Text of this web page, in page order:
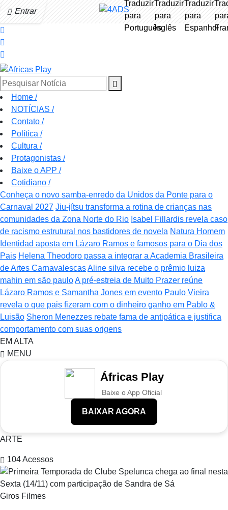
Entrar
Pesquisar Notícia
Home /
NOTÍCIAS /
Contato /
Política /
Cultura /
Protagonistas /
Baixe o APP /
Cotidiano /
Conheça o novo samba-enredo da Unidos da Ponte para o
Carnaval 2027 Jiu-jítsu transforma a rotina de crianças nas
comunidades da Zona Norte do Rio Isabel Fillardis revela caso
de racismo estrutural nos bastidores de novela Natura Homem
Identidad aposta em Lázaro Ramos e famosos para o Dia dos
Pais Helena Theodoro passa a integrar a Academia Brasileira
de Artes CarnavalescasAline silva recebe o prêmio luiza
mahin em são pauloA pré-estreia de Muito Prazer reúne
Lázaro Ramos e Samantha Jones em evento Paulo Vieira
revela o que pais fizeram com o dinheiro ganho em Pablo &
Luisão Sheron Menezzes rebate fama de antipática e justifica
comportamento com suas origens
EM ALTA
MENU
Áfricas Play
Baixe o App Oficial
BAIXAR AGORA
ARTE
104Acessos
Giros Filmes